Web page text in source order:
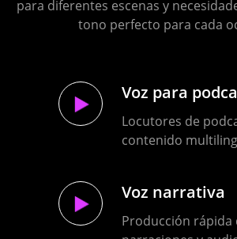
Jordan Arabic
Kazakh
para diferentes escenas y
tono perfecto para cada
Voz de Anime
Para doblaje de
localización de
Voz para
audiolibros